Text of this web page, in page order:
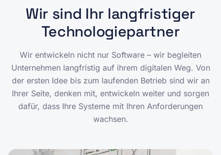
Wir sind Ihr langfristiger
Technologiepartner
Wir entwickeln nicht nur Software – wir begleiten
Unternehmen langfristig auf ihrem digitalen Weg. Von
der ersten Idee bis zum laufenden Betrieb sind wir an
Ihrer Seite, denken mit, entwickeln weiter und sorgen
dafür, dass Ihre Systeme mit Ihren Anforderungen
wachsen.